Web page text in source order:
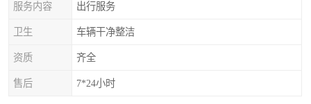
服务内容 出行服务
卫生 车辆干净整洁
资质 齐全
售后 7*24小时